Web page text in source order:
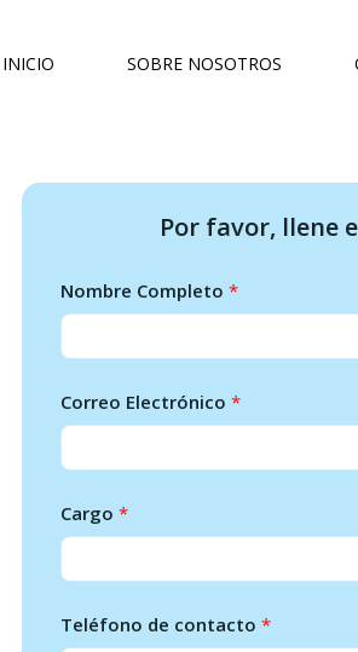
INICIO SOBRE NOSOTROS
Por favor, llene
Nombre Completo *
Correo Electrónico *
Cargo *
Teléfono de contacto *